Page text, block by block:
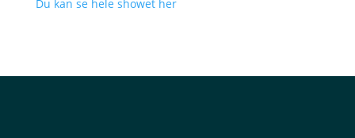
Du kan se hele showet her